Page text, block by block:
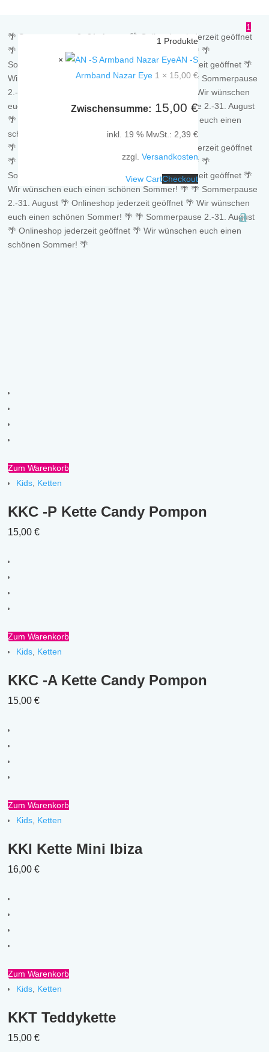
1
1 Produkte
×
AN -S
Armband Nazar Eye 1 × 15,00 €
Zwischensumme: 15,00 €
inkl. 19 % MwSt.: 2,39 €
zzgl. Versandkosten
View CartCheckout
🌴 Sommerpause 2.-31. August 🌴 Onlineshop jederzeit geöffnet
🌴 Wir wünschen euch einen schönen Sommer! 🌴 🌴
Sommerpause 2.-31. August 🌴 Onlineshop jederzeit geöffnet 🌴
Wir wünschen euch einen schönen Sommer! 🌴 🌴 Sommerpause
2.-31. August 🌴 Onlineshop jederzeit geöffnet 🌴 Wir wünschen
euch einen schönen Sommer! 🌴🌴 Sommerpause 2.-31. August
🌴 Onlineshop jederzeit geöffnet 🌴 Wir wünschen euch einen
schönen Sommer! 🌴
🌴 Sommerpause 2.-31. August 🌴 Onlineshop jederzeit geöffnet
🌴 Wir wünschen euch einen schönen Sommer! 🌴 🌴
Sommerpause 2.-31. August 🌴 Onlineshop jederzeit geöffnet 🌴
Wir wünschen euch einen schönen Sommer! 🌴🌴 Sommerpause
2.-31. August 🌴 Onlineshop jederzeit geöffnet 🌴 Wir wünschen
euch einen schönen Sommer! 🌴 🌴 Sommerpause 2.-31. August
🌴 Onlineshop jederzeit geöffnet 🌴 Wir wünschen euch einen
schönen Sommer! 🌴
Zum Warenkorb
Kids Ketten
KKC -P Kette Candy Pompon
15,00€
Zum Warenkorb
Kids Ketten
KKC -A Kette Candy Pompon
15,00€
Zum Warenkorb
Kids Ketten
KKI Kette Mini Ibiza
16,00€
Zum Warenkorb
Kids Ketten
KKT Teddykette
15,00€